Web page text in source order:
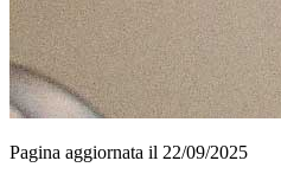
Pagina aggiornata il 22/09/2025